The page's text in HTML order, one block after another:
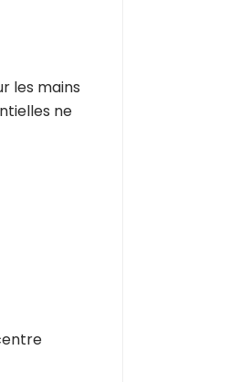
les mains
ne